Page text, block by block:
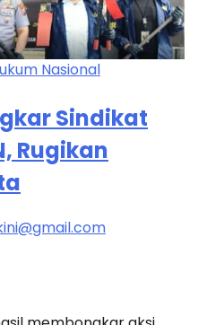
Nasional
Sindikat
Rugikan